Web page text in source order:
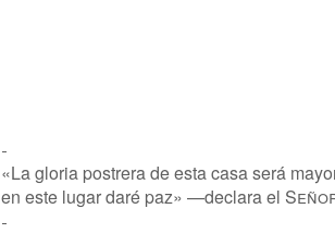
-
«La gloria postrera de esta casa será
en este lugar daré paz» —declara el
-